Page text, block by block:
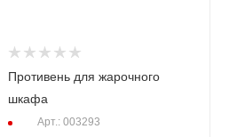
Противень для жарочного
шкафа
Арт.: 003293